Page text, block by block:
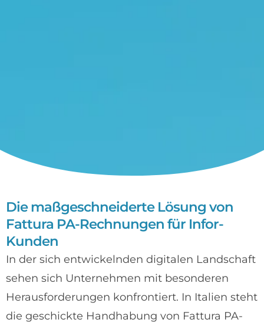
Die maßgeschneiderte Lösung von
Fattura PA-Rechnungen für Infor-
Kunden
In der sich entwickelnden digitalen Landschaft
sehen sich Unternehmen mit besonderen
Herausforderungen konfrontiert. In Italien steht
die geschickte Handhabung von Fattura PA-